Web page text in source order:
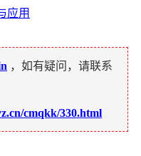
应用
，如有疑问，请联系
cmqkk/330.html